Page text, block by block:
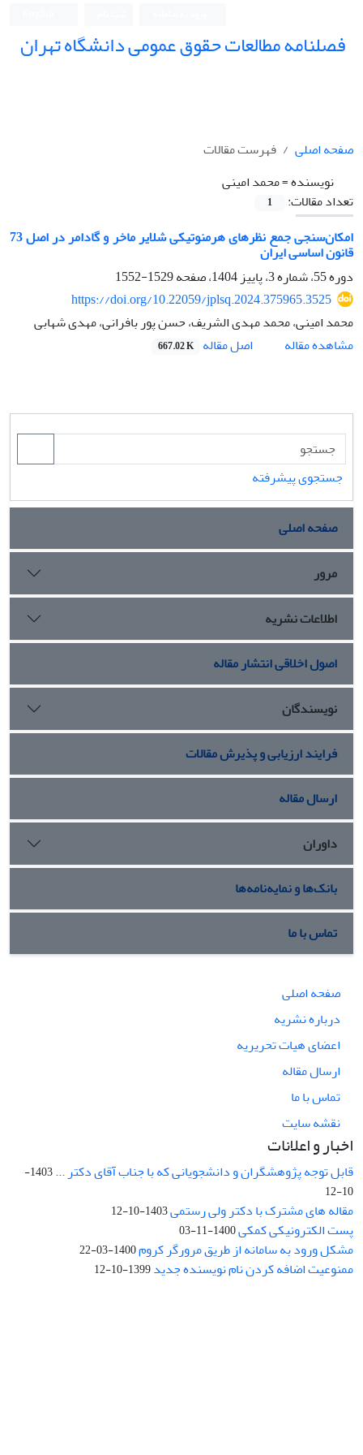
فصلنامه مطالعات حقوق عمومی دانشگاه تهران
صفحه اصلی
فهرست مقالات
نویسنده =محمد امینی
تعداد مقالات:
1
امکان‌سنجی جمع نظرهای هرمنوتیکی شلایر ماخر و گادامر در اصل 73
قانون اساسی ایران
دوره 55، شماره 3، پاییز 1404، صفحه
1529-1552
https://doi.org/10.22059/jplsq.2024.375965.3525
محمد امینی، محمد مهدی الشریف، حسن پور بافرانی، مهدی شهابی
مشاهده مقاله
اصل مقاله 667.02 K
جستجوی پیشرفته
صفحه اصلی
مرور
اطلاعات نشریه
اصول اخلاقی انتشار مقاله
نویسندگان
فرایند ارزیابی و پذیرش مقالات
ارسال مقاله
داوران
بانک‌ها و نمایه‌نامه‌ها
تماس با ما
صفحه اصلی
درباره نشریه
اعضای هیات تحریریه
ارسال مقاله
تماس با ما
نقشه سایت
اخبار و اعلانات
قابل توجه پژوهشگران و دانشجویانی که با جناب آقای دکتر ...
1403-
10-12
مقاله های مشترک با دکتر ولی رستمی1403-10-12
پست الکترونیکی کمکی1400-11-03
مشکل ورود به سامانه از طریق مرورگر کروم1400-03-22
ممنوعیت اضافه کردن نام نویسنده جدید1399-10-12